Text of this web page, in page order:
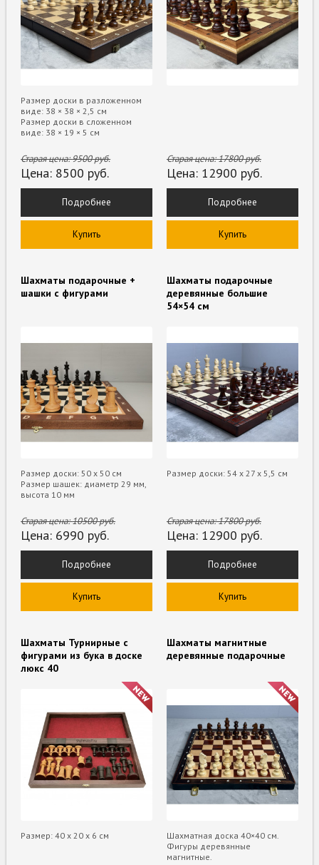
Размер доски в разложенном
виде: 38 × 38 × 2,5 см
Размер доски в сложенном
виде: 38 × 19 × 5 см
Старая цена:9500руб.
Цена: 8500 руб.
Подробнее
Купить
Старая цена:17800руб.
Цена: 12900 руб.
Подробнее
Купить
Шахматы подарочные +
шашки с фигурами
Размер доски: 50 x 50 см
Размер шашек: диаметр 29 мм,
высота 10 мм
Старая цена:10500руб.
Цена: 6990 руб.
Подробнее
Купить
Шахматы подарочные
деревянные большие
54×54 см
Размер доски: 54 х 27 х 5,5 см
Старая цена:17800руб.
Цена: 12900 руб.
Подробнее
Купить
Шахматы Турнирные с
фигурами из бука в доске
люкс 40
Размер: 40 х 20 х 6 см
Шахматы магнитные
деревянные подарочные
Шахматная доска 40×40 см.
Фигуры деревянные
магнитные.